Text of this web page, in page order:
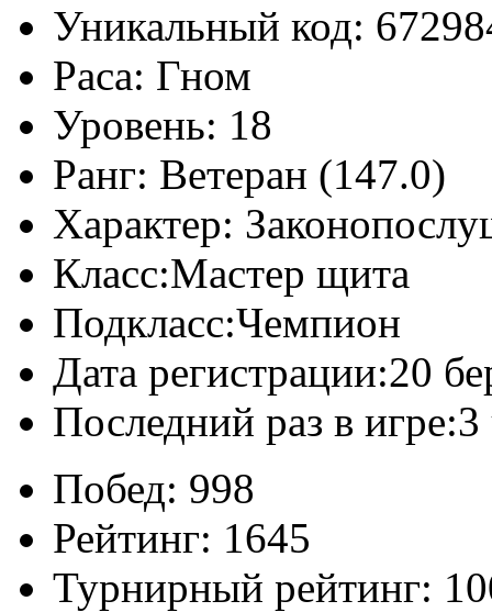
Уникальный код:
Раса: Гном
Уровень: 18
Ранг: Ветеран (147.0)
Характер:
Класс:Мастер щита
Подкласс:Чемпион
Дата регистрации:20
Последний раз в игре:3
Побед: 998
Рейтинг: 1645
Турнирный рейтинг: